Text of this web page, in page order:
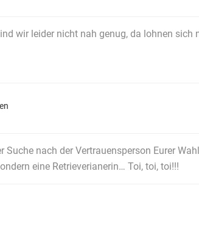
wir leider nicht nah genug, da lohnen sich
nach der Vertrauensperson Eurer
eine Retrieverianerin… Toi, toi, toi!!!